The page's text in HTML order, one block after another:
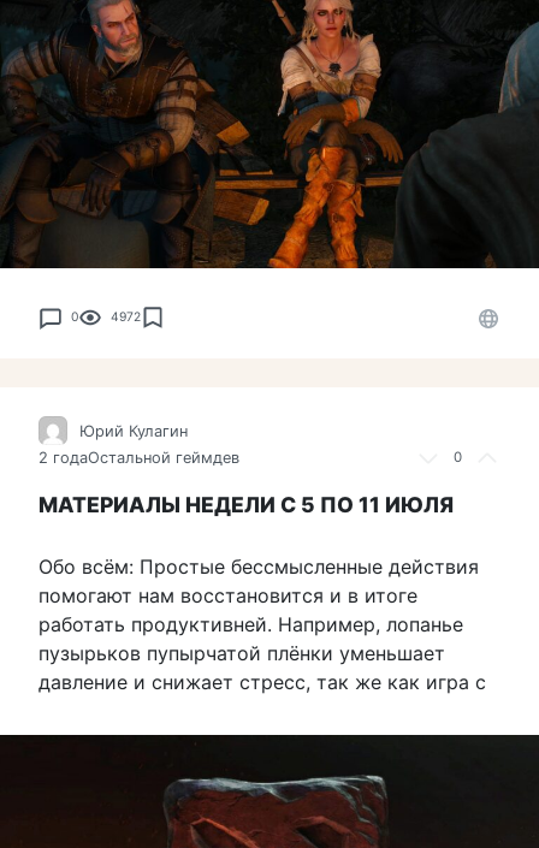
0 4972
0
Юрий Кулагин
2 годаОстальной геймдев
МАТЕРИАЛЫ НЕДЕЛИ С 5 ПО 11 ИЮЛЯ
Обо всём: Простые бессмысленные действия
помогают нам восстановится и в итоге
работать продуктивней. Например, лопанье
пузырьков пупырчатой плёнки уменьшает
давление и снижает стресс, так же как игра с